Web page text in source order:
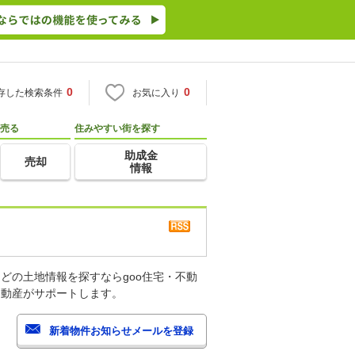
した検索条件 0 お気に入り 0
売る
売却
住みやすい街を探す
助成金
情報
の土地情報を探すならgoo住宅・不動
産がサポートします。